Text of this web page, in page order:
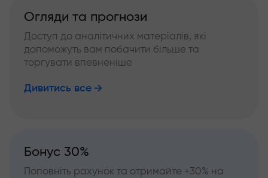
Огляди та прогнози
Доступ до аналітичних матеріалів, які
допоможуть вам побачити більше та
торгувати впевненіше
Дивитись все
Бонус 30%
Поповніть рахунок та отримайте +30% на